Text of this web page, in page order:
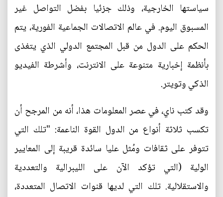
سياستها الخارجية، وذلك جزئيا بفضل التواصل غير
المسبوق اليوم. في عالم الاتصالات الجماعية الفورية، يتم
الحكم على الدول من قبل المجتمع الدولي الذي يتغذى
بأنظمة إخبارية متنوعة على الانترنت، وأشرطة الفيديو
الذكي وتويتر.
وقد كتب ناي، في عصر المعلومات هذا، أنه من المرجح أن
تكسب ثلاثة أنواع من الدول القوة الناعمة: "تلك التي
تتوفر على ثقافات ومُثل عليا سائدة قريبة إلى المعايير
الولية (التي تؤكد الآن على الليبرالية والتعددية
والاستقلالية. تلك التي لديها قنوات الاتصال المتعددة،